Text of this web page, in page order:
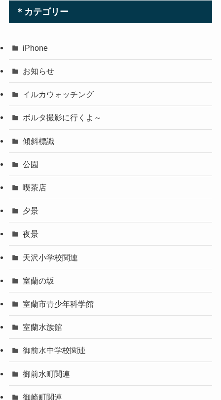
＊カテゴリー
iPhone
お知らせ
イルカウォッチング
ボルタ撮影に行くよ～
傾斜標識
公園
喫茶店
夕景
夜景
天沢小学校関連
室蘭の坂
室蘭市青少年科学館
室蘭水族館
御前水中学校関連
御前水町関連
御崎町関連